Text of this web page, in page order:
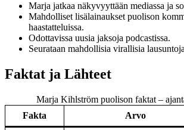
Marja jatkaa näkyvyyttään mediassa ja
Mahdolliset lisälainaukset puolison
haastatteluissa.
Odottavissa uusia jaksoja podcastissa.
Seurataan mahdollisia virallisia
Faktat ja Lähteet
Marja Kihlström puolison faktat –
Fakta
Arvo